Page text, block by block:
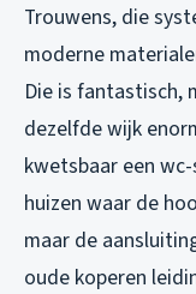
Trouwens, die
moderne
Die is fantastisch,
dezelfde wijk
kwetsbaar een
huizen waar de
maar de
oude koperen